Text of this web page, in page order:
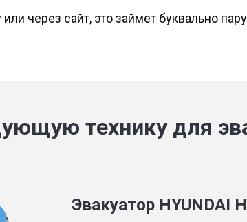
через сайт, это займет буквально
технику для
Эвакуатор HYUNDAI